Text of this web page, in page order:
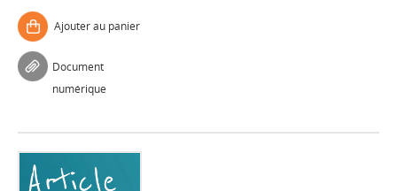
Ajouter au panier
Document
numérique